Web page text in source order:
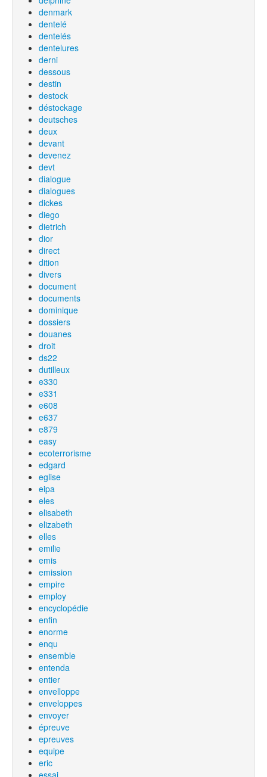
denmark
dentelé
dentelés
dentelures
derni
dessous
destin
destock
déstockage
deutsches
deux
devant
devenez
devt
dialogue
dialogues
dickes
diego
dietrich
dior
direct
dition
divers
document
documents
dominique
dossiers
douanes
droit
ds22
dutilleux
e330
e331
e608
e637
e879
easy
ecoterrorisme
edgard
eglise
eipa
eles
elisabeth
elizabeth
elles
emilie
emis
emission
empire
employ
encyclopédie
enfin
enorme
enqu
ensemble
entenda
entier
envelloppe
enveloppes
envoyer
épreuve
epreuves
equipe
eric
essai